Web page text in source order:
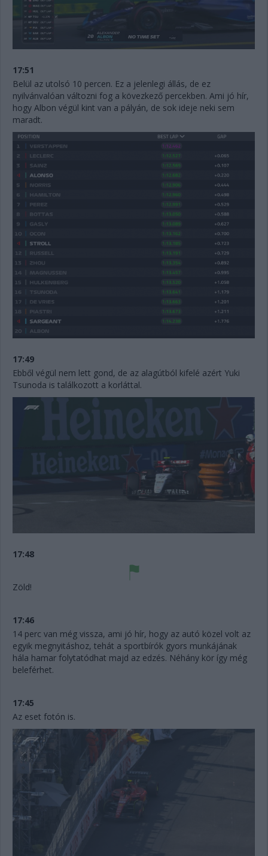
17:51
Belül az utolsó 10 percen. Ez a jelenlegi állás, de ez
nyilvánvalóan változni fog a kövezkező percekben. Ami jó hír,
hogy Albon végül kint van a pályán, de sok ideje neki sem
maradt.
17:49
Ebből végül nem lett gond, de az alagútból kifelé azért Yuki
Tsunoda is találkozott a korláttal.
17:48
Zöld!
17:46
14 perc van még vissza, ami jó hír, hogy az autó közel volt az
egyik megnyitáshoz, tehát a sportbírók gyors munkájának
hála hamar folytatódhat majd az edzés. Néhány kör így még
beleférhet.
17:45
Az eset fotón is.